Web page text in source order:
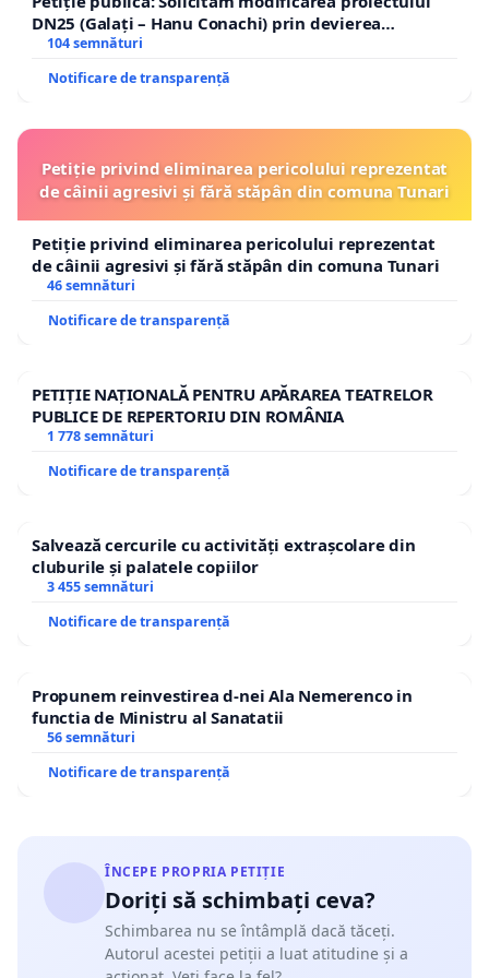
DN25 (Galați – Hanu Conachi) prin devierea
traseului în afara localităților!
104 semnături
Notificare de transparență
Petiție privind eliminarea pericolului reprezentat
de câinii agresivi și fără stăpân din comuna Tunari
Petiție privind eliminarea pericolului reprezentat
de câinii agresivi și fără stăpân din comuna Tunari
46 semnături
Notificare de transparență
PETIȚIE NAȚIONALĂ PENTRU APĂRAREA TEATRELOR
PUBLICE DE REPERTORIU DIN ROMÂNIA
1 778 semnături
Notificare de transparență
Salvează cercurile cu activități extrașcolare din
cluburile și palatele copiilor
3 455 semnături
Notificare de transparență
Propunem reinvestirea d-nei Ala Nemerenco in
functia de Ministru al Sanatatii
56 semnături
Notificare de transparență
ÎNCEPE PROPRIA PETIȚIE
Doriți să schimbați ceva?
Schimbarea nu se întâmplă dacă tăceți.
Autorul acestei petiții a luat atitudine și a